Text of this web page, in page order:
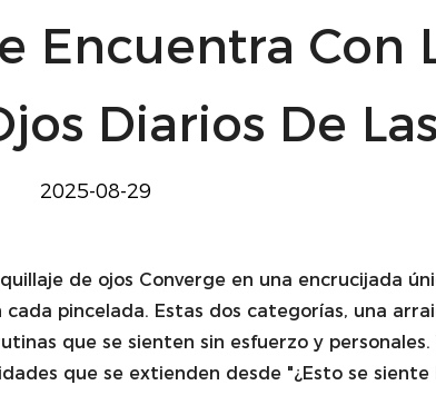
Encuentra Con
Diarios De
2025-08-29
de ojos Converge en una encrucijada
pincelada. Estas dos categorías, una
que se sienten sin esfuerzo y personales.
que se extienden desde "¿Esto se